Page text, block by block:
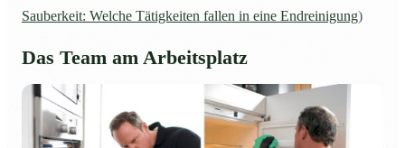
Sauberkeit: Welche Tätigkeiten fallen in eine Endreinigung)
Das Team am Arbeitsplatz